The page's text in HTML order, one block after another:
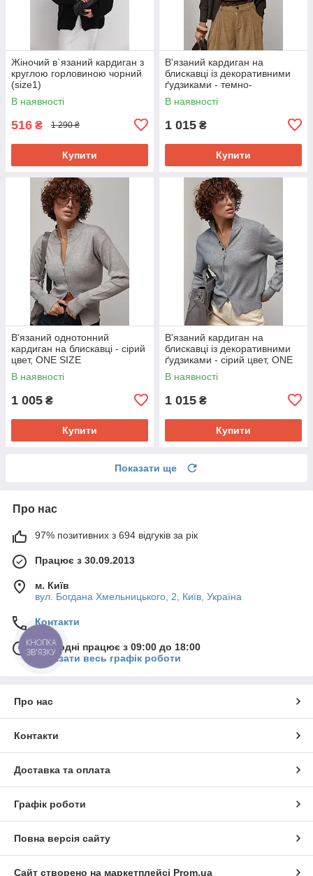
Жіночий в`язаний кардиган з
круглою горловиною чорний
(size1)
В наявності
516 ₴ 1 290 ₴
Купити
В'язаний кардиган на
блискавці із декоративними
ґудзиками - темно-
коричневий цвет, ONE SIZE
В наявності
1 015 ₴
Купити
В'язаний однотонний
кардиган на блискавці - сірий
цвет, ONE SIZE
В наявності
1 005 ₴
Купити
В'язаний кардиган на
блискавці із декоративними
ґудзиками - сірий цвет, ONE
SIZE
В наявності
1 015 ₴
Купити
Показати ще
Про нас
97% позитивних з 694 відгуків за рік
Працює з 30.09.2013
м. Київ
вул. Богдана Хмельницького, 2, Київ, Україна
Контакти
Сьогодні працює з 09:00 до 18:00
Показати весь графік роботи
Про нас
Контакти
Доставка та оплата
Графік роботи
Повна версія сайту
Сайт створено на маркетплейсі Prom.ua
КНОПКА
ЗВ'ЯЗКУ